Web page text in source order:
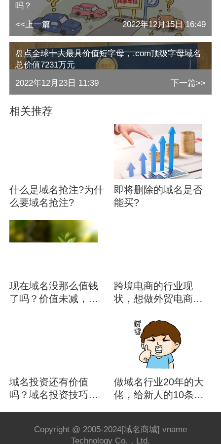
吗？
<<上一篇
2022年12月15日 16:49
盘点全球十大最具价值短字母，.com顶级字母域名
总价值7231万元
2022年12月23日 11:39
下一篇>>
相关推荐
什么是域名抢注?为什
么要域名抢注?
即将删除的域名是否
能买?
现在域名没那么值钱
了吗？价值未减，需
跨境电商的行业现
状，想做外贸电商的
域名投资还有价值
吗？域名投资技巧有
做域名行业20年的大
佬，给新人的10条建
Copyright @ 2005-2024[域名商城] vname
Technology Co.，Ltd.